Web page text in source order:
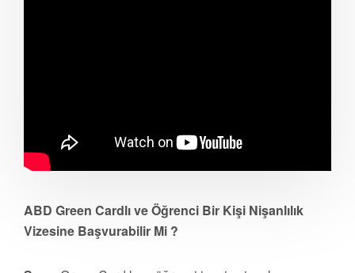
ABD Green Cardlı ve Öğrenci Bir Kişi Nişanlılık
Vizesine Başvurabilir Mi ?